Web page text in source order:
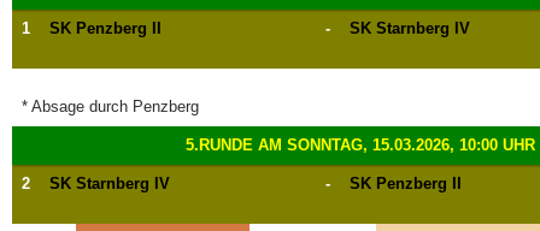
1 SK Penzberg II - SK Starnberg IV
* Absage durch Penzberg
5.RUNDE AM SONNTAG, 15.03.2026, 10:00 UHR
2 SK Starnberg IV - SK Penzberg II